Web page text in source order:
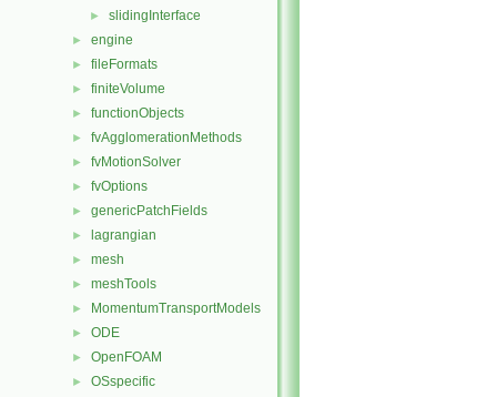
► slidingInterface
► engine
► fileFormats
► finiteVolume
► functionObjects
► fvAgglomerationMethods
► fvMotionSolver
► fvOptions
► genericPatchFields
► lagrangian
► mesh
► meshTools
► MomentumTransportModels
► ODE
► OpenFOAM
► OSspecific